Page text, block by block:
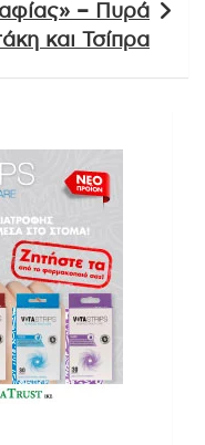
– Πυρά
και Τσίπρα